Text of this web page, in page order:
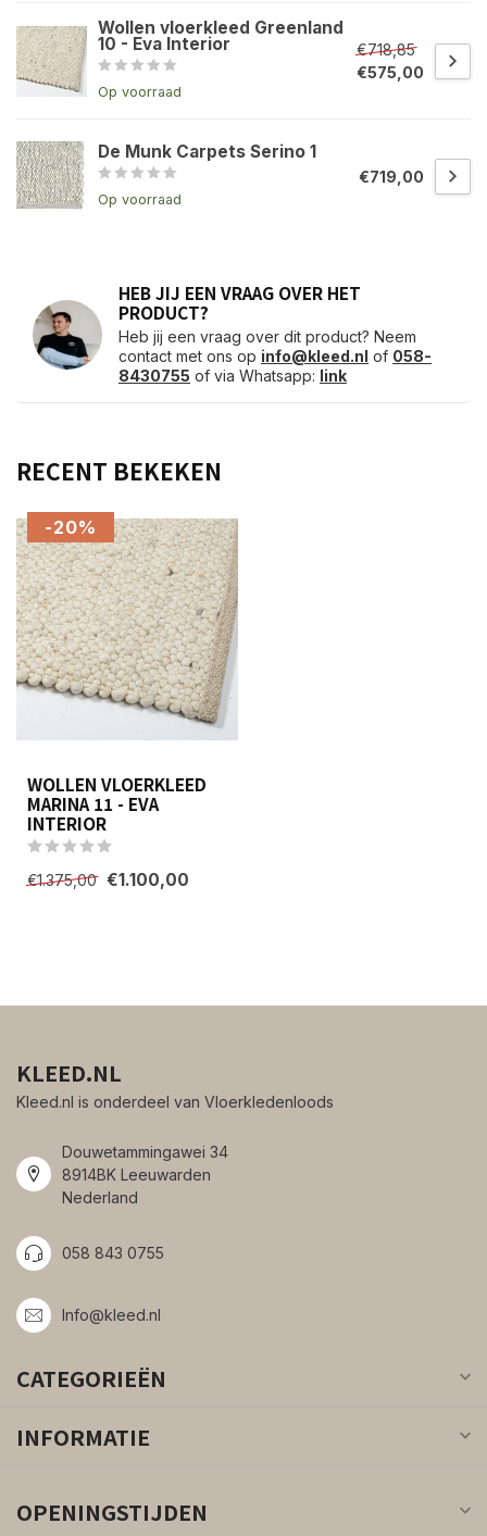
Wollen vloerkleed Greenland
10 - Eva Interior
Op voorraad
€718,85
€575,00
De Munk Carpets Serino 1
Op voorraad
€719,00
HEB JIJ EEN VRAAG OVER HET
PRODUCT?
Heb jij een vraag over dit product? Neem
contact met ons op info@kleed.nl of 058-
8430755 of via Whatsapp: link
RECENT BEKEKEN
-20%
WOLLEN VLOERKLEED
MARINA 11 - EVA
INTERIOR
€1.375,00 €1.100,00
KLEED.NL
Kleed.nl is onderdeel van Vloerkledenloods
Douwetammingawei 34
8914BK Leeuwarden
Nederland
058 843 0755
Info@kleed.nl
CATEGORIEËN
INFORMATIE
OPENINGSTIJDEN